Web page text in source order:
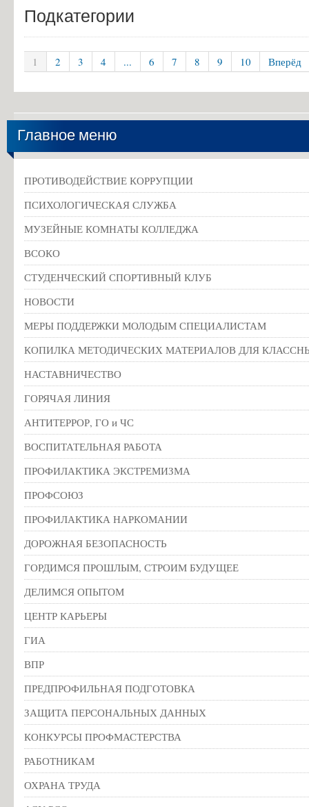
Подкатегории
1 2 3 4 ... 6 7 8 9 10 Вперёд
Главное меню
ПРОТИВОДЕЙСТВИЕ КОРРУПЦИИ
ПСИХОЛОГИЧЕСКАЯ СЛУЖБА
МУЗЕЙНЫЕ КОМНАТЫ КОЛЛЕДЖА
ВСОКО
СТУДЕНЧЕСКИЙ СПОРТИВНЫЙ КЛУБ
НОВОСТИ
МЕРЫ ПОДДЕРЖКИ МОЛОДЫМ СПЕЦИАЛИСТАМ
КОПИЛКА МЕТОДИЧЕСКИХ МАТЕРИАЛОВ ДЛЯ
НАСТАВНИЧЕСТВО
ГОРЯЧАЯ ЛИНИЯ
АНТИТЕРРОР, ГО и ЧС
ВОСПИТАТЕЛЬНАЯ РАБОТА
ПРОФИЛАКТИКА ЭКСТРЕМИЗМА
ПРОФСОЮЗ
ПРОФИЛАКТИКА НАРКОМАНИИ
ДОРОЖНАЯ БЕЗОПАСНОСТЬ
ГОРДИМСЯ ПРОШЛЫМ, СТРОИМ БУДУЩЕЕ
ДЕЛИМСЯ ОПЫТОМ
ЦЕНТР КАРЬЕРЫ
ГИА
ВПР
ПРЕДПРОФИЛЬНАЯ ПОДГОТОВКА
ЗАЩИТА ПЕРСОНАЛЬНЫХ ДАННЫХ
КОНКУРСЫ ПРОФМАСТЕРСТВА
РАБОТНИКАМ
ОХРАНА ТРУДА